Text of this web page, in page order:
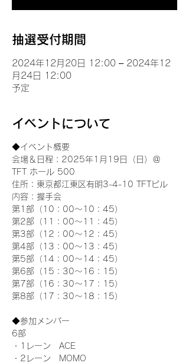
抽選受付期間
2024年12月20日 12:00 – 2024年12
月24日 12:00
予定
イベントについて
◆イベント概要
会場＆日程：2025年1月19日（日）＠
TFT ホール 500
住所：東京都江東区有明3-4-10 TFTビル
内容：握手会
第1部（10：00～10：45）
第2部（11：00～11：45）
第3部（12：00～12：45）
第4部（13：00～13：45）
第5部（14：00～14：45）
第6部（15：30～16：15）
第7部（16：30～17：15）
第8部（17：30～18：15）
◆参加メンバー
6部
・1レーン　ACE
・2レーン　MOMO